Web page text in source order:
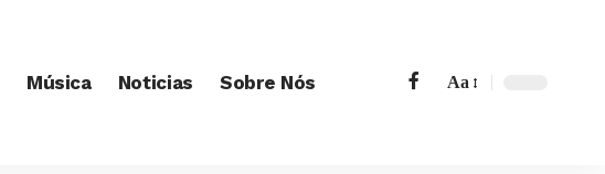
Música Noticias Sobre Nós Aa